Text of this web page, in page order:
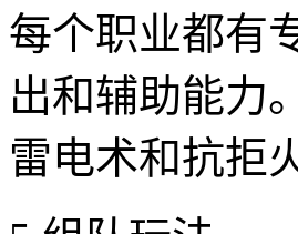
每个职业都有
出和辅助能力
雷电术和抗拒